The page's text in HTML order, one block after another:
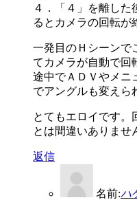
４．「４」を離した
るとカメラの回転が
一発目のＨシーンで
てカメラが自動で回
途中でＡＤＶやメニ
でアングルも変えら
とてもエロイです。
とは間違いありませ
返信
名前:ハ